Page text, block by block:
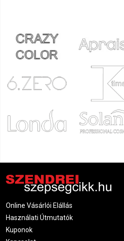
Online Vásárlói Elállás
Használati Útmutatók
Kuponok